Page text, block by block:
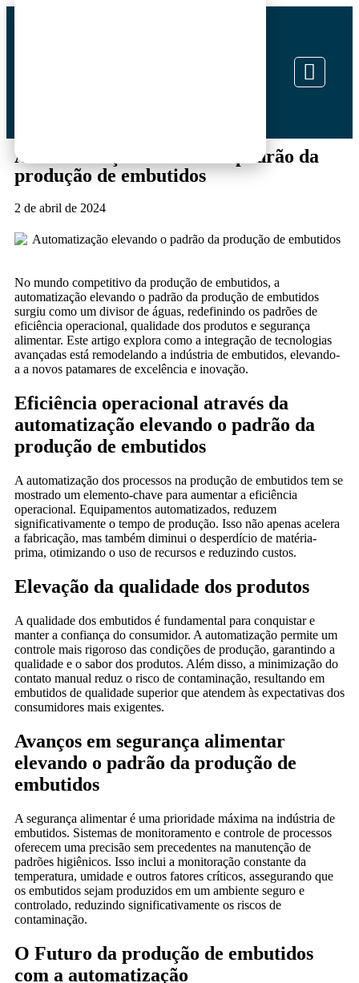
Automatização elevando o padrão da
produção de embutidos
2 de abril de 2024
No mundo competitivo da produção de embutidos, a
automatização elevando o padrão da produção de embutidos
surgiu como um divisor de águas, redefinindo os padrões de
eficiência operacional, qualidade dos produtos e segurança
alimentar. Este artigo explora como a integração de tecnologias
avançadas está remodelando a indústria de embutidos, elevando-
a a novos patamares de excelência e inovação.
Eficiência operacional através da
automatização elevando o padrão da
produção de embutidos
A automatização dos processos na produção de embutidos tem se
mostrado um elemento-chave para aumentar a eficiência
operacional. Equipamentos automatizados, reduzem
significativamente o tempo de produção. Isso não apenas acelera
a fabricação, mas também diminui o desperdício de matéria-
prima, otimizando o uso de recursos e reduzindo custos.
Elevação da qualidade dos produtos
A qualidade dos embutidos é fundamental para conquistar e
manter a confiança do consumidor. A automatização permite um
controle mais rigoroso das condições de produção, garantindo a
qualidade e o sabor dos produtos. Além disso, a minimização do
contato manual reduz o risco de contaminação, resultando em
embutidos de qualidade superior que atendem às expectativas dos
consumidores mais exigentes.
Avanços em segurança alimentar
elevando o padrão da produção de
embutidos
A segurança alimentar é uma prioridade máxima na indústria de
embutidos. Sistemas de monitoramento e controle de processos
oferecem uma precisão sem precedentes na manutenção de
padrões higiênicos. Isso inclui a monitoração constante da
temperatura, umidade e outros fatores críticos, assegurando que
os embutidos sejam produzidos em um ambiente seguro e
controlado, reduzindo significativamente os riscos de
contaminação.
O Futuro da produção de embutidos
com a automatização